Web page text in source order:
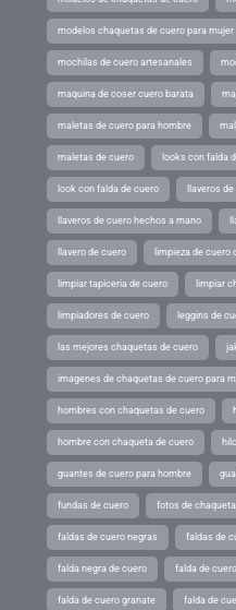
modelos chaquetas de cuero para mujer
mochilas de cuero artesanales
maquina de coser cuero barata
maletas de cuero para hombre
maletas de cuero looks con falda
look con falda de cuero llaveros
llaveros de cuero hechos a mano
llavero de cuero limpieza de cuero
limpiar tapiceria de cuero limpiar
limpiadores de cuero leggins de
las mejores chaquetas de cuero
imagenes de chaquetas de cuero para
hombres con chaquetas de cuero
hombre con chaqueta de cuero
guantes de cuero para hombre
fundas de cuero fotos de
faldas de cuero negras faldas de
falda negra de cuero falda de
falda de cuero granate falda de